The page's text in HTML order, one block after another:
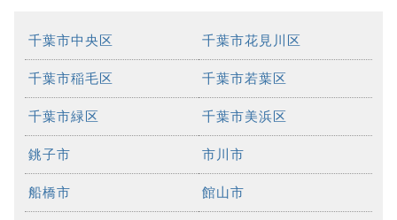
千葉市中央区 千葉市花見川区
千葉市稲毛区 千葉市若葉区
千葉市緑区 千葉市美浜区
銚子市 市川市
船橋市 館山市